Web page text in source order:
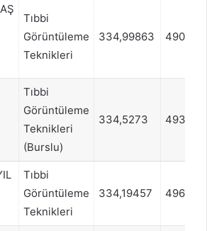
Tıbbi
Görüntüleme
Teknikleri
334,99863 490057
Tıbbi
Görüntüleme
Teknikleri
(Burslu)
334,5273 493791
Tıbbi
Görüntüleme
Teknikleri
334,19457 496031